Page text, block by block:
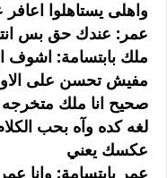
واهلى يستاهلوا
عمر: عندك حق بس
ملك بابتسامة: اشوف
مفيش تحسن على
صحيح انا ملك
لغه كده وآه بحب
عكسك يعني
عمر بابتسامة: وانا